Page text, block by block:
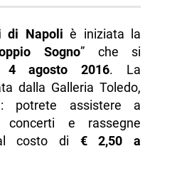
di Napoli è iniziata la
Sogno” che si
4 agosto 2016. La
dalla Galleria Toledo,
potrete assistere a
concerti e rassegne
al costo di € 2,50 a